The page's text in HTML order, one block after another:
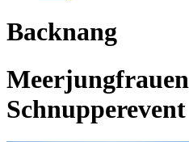
Backnang
Meerjungfrauen
Schnupperevent